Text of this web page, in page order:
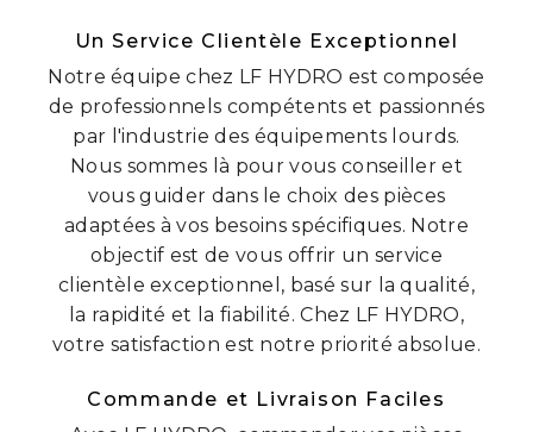
Un Service Clientèle Exceptionnel
Notre équipe chez LF HYDRO est composée
de professionnels compétents et passionnés
par l'industrie des équipements lourds.
Nous sommes là pour vous conseiller et
vous guider dans le choix des pièces
adaptées à vos besoins spécifiques. Notre
objectif est de vous offrir un service
clientèle exceptionnel, basé sur la qualité,
la rapidité et la fiabilité. Chez LF HYDRO,
votre satisfaction est notre priorité absolue.
Commande et Livraison Faciles